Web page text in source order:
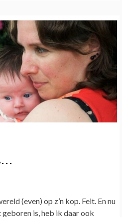
(even) op z’n kop. Feit. En nu
is, heb ik daar ook